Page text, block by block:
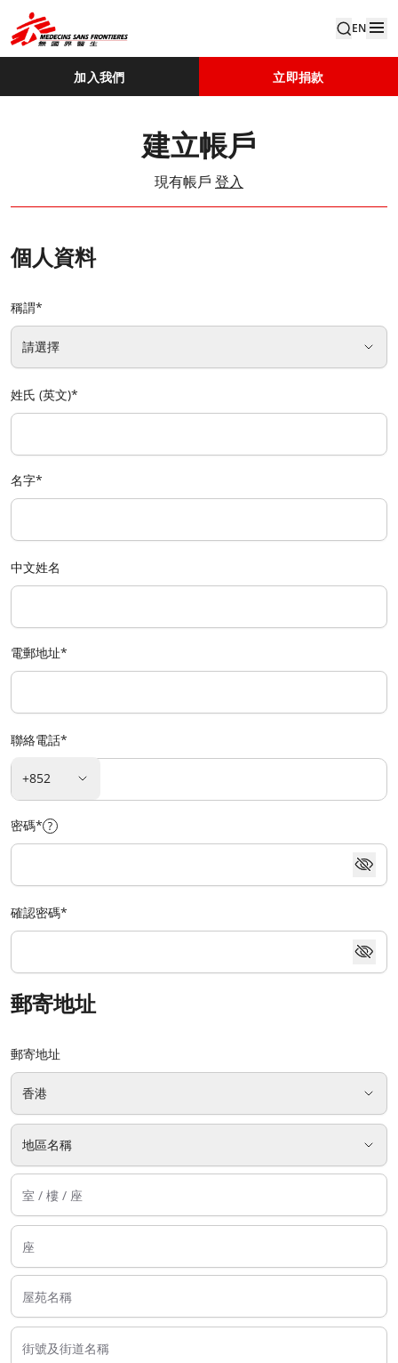
EN
加入我們 立即捐款
建立帳戶
現有帳戶 登入
個人資料
稱謂*
請選擇
姓氏 (英文)*
名字*
中文姓名
電郵地址*
聯絡電話*
+852
密碼*
確認密碼*
郵寄地址
郵寄地址
香港
地區名稱